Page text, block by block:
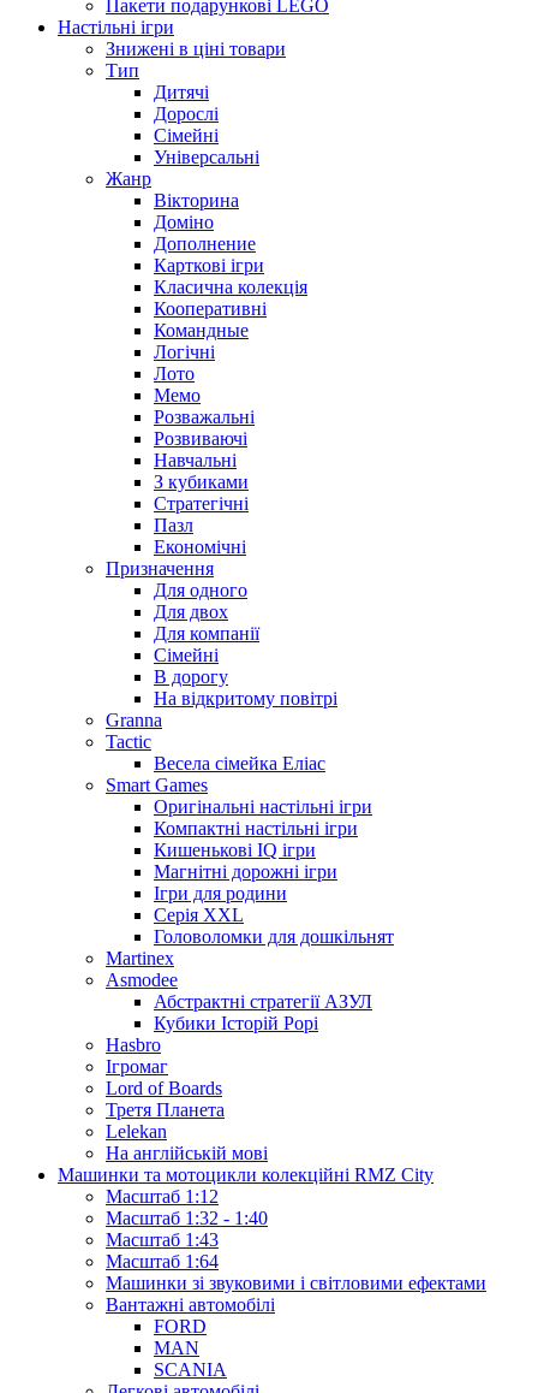
Пакети подарункові LEGO
Настільні ігри
Знижені в ціні товари
Тип
Дитячі
Дорослі
Сімейні
Універсальні
Жанр
Вікторина
Доміно
Дополнение
Карткові ігри
Класична колекція
Кооперативні
Командные
Логічні
Лото
Мемо
Розважальні
Розвиваючі
Навчальні
З кубиками
Стратегічні
Пазл
Економічні
Призначення
Для одного
Для двох
Для компанії
Сімейні
В дорогу
На відкритому повітрі
Granna
Tactic
Весела сімейка Еліас
Smart Games
Оригінальні настільні ігри
Компактні настільні ігри
Кишенькові IQ ігри
Магнітні дорожні ігри
Ігри для родини
Серія XXL
Головоломки для дошкільнят
Martinex
Asmodee
Абстрактні стратегії АЗУЛ
Кубики Історій Рорі
Hasbro
Ігромаг
Lord of Boards
Третя Планета
Lelekan
На англійській мові
Машинки та мотоцикли колекційні RMZ City
Масштаб 1:12
Масштаб 1:32 - 1:40
Масштаб 1:43
Масштаб 1:64
Машинки зі звуковими і світловими ефектами
Вантажні автомобілі
FORD
MAN
SCANIA